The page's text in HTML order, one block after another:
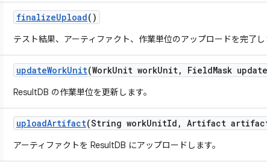
finalizeUpload()
テスト結果、アーティファクト、作業単位のアップロードを完了し
updateWorkUnit(WorkUnit workUnit, FieldMask update
ResultDB の作業単位を更新します。
uploadArtifact(String workUnitId , Artifact
アーティファクトを ResultDB にアップロードします。